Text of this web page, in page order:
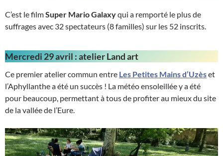
C’est le filmSuper Mario Galaxyqui a remporté le plus de
suffrages avec 32 spectateurs (8 familles) sur les 52 inscrits.
Mercredi 29 avril : atelier Land art
Ce premier atelier commun entre Les Petites Mains d’Uzèset
l’Aphyllanthe a été un succès ! La météo ensoleillée y a été
pour beaucoup, permettant à tous de profiter au mieux du site
de la vallée de l’Eure.